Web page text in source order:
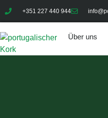
+351 227 440 944
Über uns